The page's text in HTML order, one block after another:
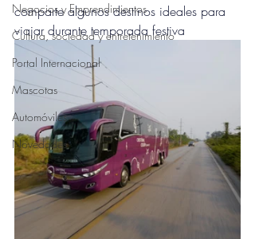
Negocios y Emprendimientos
Cultura, sociedad y entretenimiento
Portal Internacional
Mascotas
Automóviles
Novedades
comparte algunos destinos ideales para
viajar durante temporada festiva